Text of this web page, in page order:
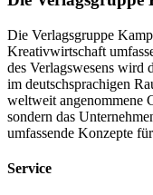
Die Verlagsgruppe
Kreativwirtschaft
des Verlagswesens wird
im deutschsprachigen
weltweit angenommene
sondern das
umfassende Konzepte
Service